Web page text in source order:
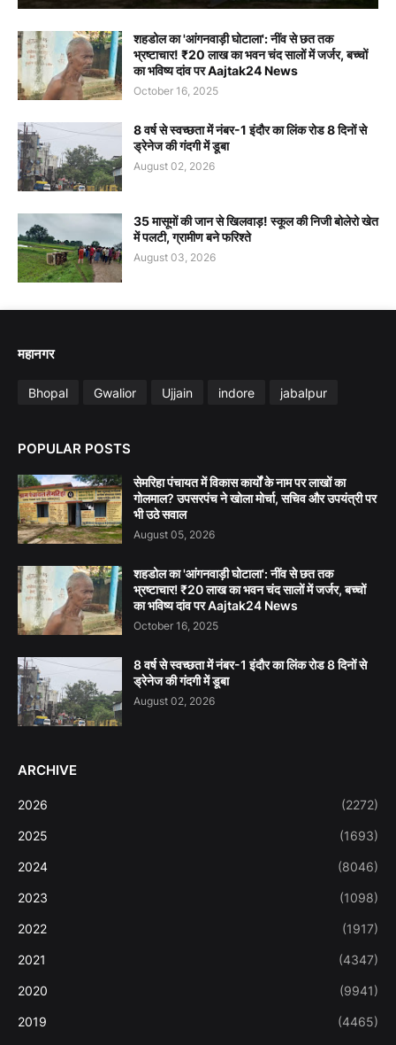
शहडोल का 'आंगनवाड़ी घोटाला': नींव से छत तक
भ्रष्टाचार! ₹20 लाख का भवन चंद सालों में जर्जर, बच्चों
का भविष्य दांव पर Aajtak24 News
October 16, 2025
8 वर्ष से स्वच्छता में नंबर-1 इंदौर का लिंक रोड 8 दिनों से
ड्रेनेज की गंदगी में डूबा
August 02, 2026
35 मासूमों की जान से खिलवाड़! स्कूल की निजी बोलेरो खेत
में पलटी, ग्रामीण बने फरिश्ते
August 03, 2026
महानगर
Bhopal Gwalior Ujjain indore jabalpur
POPULAR POSTS
सेमरिहा पंचायत में विकास कार्यों के नाम पर लाखों का
गोलमाल? उपसरपंच ने खोला मोर्चा, सचिव और उपयंत्री पर
भी उठे सवाल
August 05, 2026
शहडोल का 'आंगनवाड़ी घोटाला': नींव से छत तक
भ्रष्टाचार! ₹20 लाख का भवन चंद सालों में जर्जर, बच्चों
का भविष्य दांव पर Aajtak24 News
October 16, 2025
8 वर्ष से स्वच्छता में नंबर-1 इंदौर का लिंक रोड 8 दिनों से
ड्रेनेज की गंदगी में डूबा
August 02, 2026
ARCHIVE
2026 (2272)
2025 (1693)
2024 (8046)
2023 (1098)
2022 (1917)
2021 (4347)
2020 (9941)
2019 (4465)